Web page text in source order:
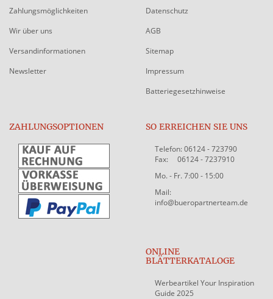
Zahlungsmöglichkeiten
Wir über uns
Versandinformationen
Newsletter
Datenschutz
AGB
Sitemap
Impressum
Batteriegesetzhinweise
ZAHLUNGSOPTIONEN SO ERREICHEN SIE UNS
Telefon: 06124 - 723790
Fax: 06124 - 7237910
Mo. - Fr. 7:00 - 15:00
Mail:
info@bueropartnerteam.de
ONLINE
BLÄTTERKATALOGE
Werbeartikel Your Inspiration
Guide 2025